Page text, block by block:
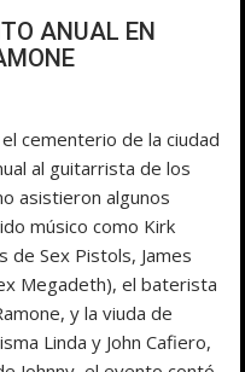
ANUAL EN
cementerio de la ciudad
al guitarrista de los
asistieron algunos
músico como Kirk
de Sex Pistols, James
Megadeth), el baterista
y la viuda de
Linda y John Cafiero,